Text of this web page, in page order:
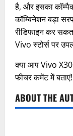
है, और इसका
कॉम्बिनेशन बड़ा
रीडिफाइन कर
Vivo स्टोर्स पर
क्या आप Vivo
फीचर कमेंट में
ABOUT THE